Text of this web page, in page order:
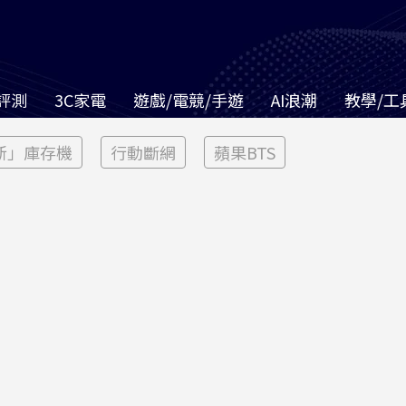
測 3C家電 遊戲/電競/手遊 AI浪潮 教學/工
」庫存機 行動斷網 蘋果BTS